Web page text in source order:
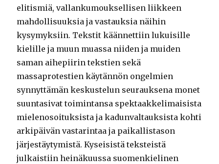
elitismiä, vallankumouksellisen liikkeen
mahdollisuuksia ja vastauksia näihin
kysymyksiin. Tekstit käännettiin lukuisille
kielille ja muun muassa niiden ja muiden
saman aihepiirin tekstien sekä
massaprotestien käytännön ongelmien
synnyttämän keskustelun seurauksena monet
suuntasivat toimintansa spektaakkelimaisista
mielenosoituksista ja kadunvaltauksista kohti
arkipäivän vastarintaa ja paikallistason
järjestäytymistä. Kyseisistä teksteistä
julkaistiin heinäkuussa suomenkielinen